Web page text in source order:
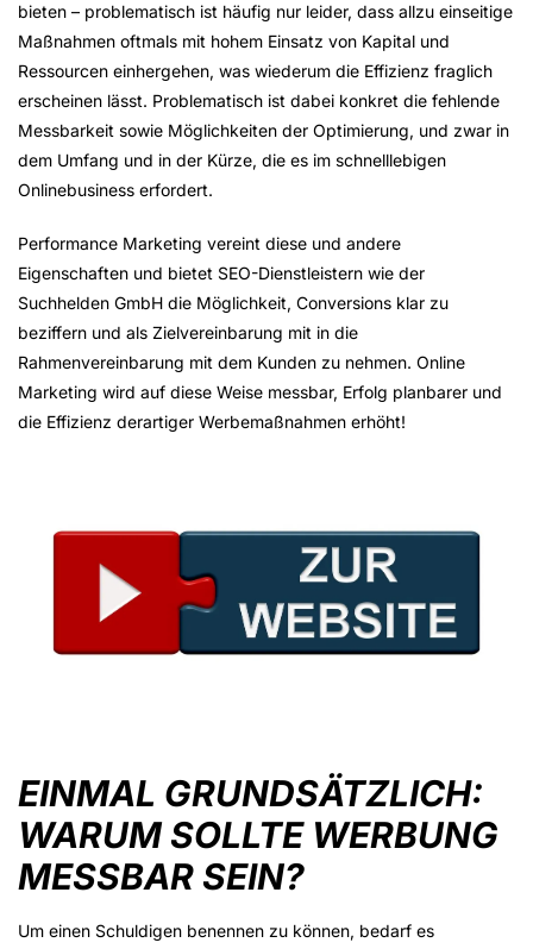
bieten – problematisch ist häufig nur leider, dass allzu einseitige
Maßnahmen oftmals mit hohem Einsatz von Kapital und
Ressourcen einhergehen, was wiederum die Effizienz fraglich
erscheinen lässt. Problematisch ist dabei konkret die fehlende
Messbarkeit sowie Möglichkeiten der Optimierung, und zwar in
dem Umfang und in der Kürze, die es im schnelllebigen
Onlinebusiness erfordert.
Performance Marketing vereint diese und andere
Eigenschaften und bietet SEO-Dienstleistern wie der
Suchhelden GmbH die Möglichkeit, Conversions klar zu
beziffern und als Zielvereinbarung mit in die
Rahmenvereinbarung mit dem Kunden zu nehmen. Online
Marketing wird auf diese Weise messbar, Erfolg planbarer und
die Effizienz derartiger Werbemaßnahmen erhöht!
EINMAL GRUNDSÄTZLICH:
WARUM SOLLTE WERBUNG
MESSBAR SEIN?
Um einen Schuldigen benennen zu können, bedarf es